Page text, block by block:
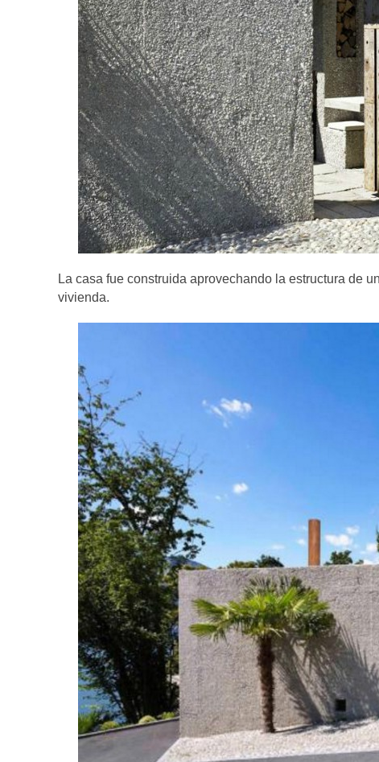
La casa fue construida aprovechando la estructura de
vivienda.